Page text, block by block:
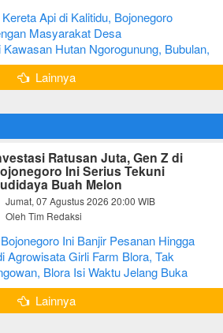
Api di Kalitidu, Bojonegoro
Masyarakat Desa
Hutan Ngorogunung, Bubulan,
Lainnya
Ratusan Juta, Gen Z di
Ini Serius Tekuni
Buah Melon
Jumat, 07 Agustus 2026 20:00 WIB
Oleh Tim Redaksi
Ini Banjir Pesanan Hingga
Ramadan
Agrowisata Girli Farm Blora, Tak
Ludes TerjualBlora Isi Waktu Jelang Buka
Gamelan
Lainnya